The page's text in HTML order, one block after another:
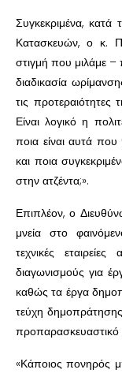
Συγκεκριμένα, κατά
Κατασκευών, ο κ.
στιγμή που μιλάμε
διαδικασία
τις προτεραιότητες
Είναι λογικό η
ποια είναι αυτά
και ποια
στην ατζέντα;».
Επιπλέον, ο
μνεία στο
τεχνικές
διαγωνισμούς για
καθώς τα έργα
τεύχη
προπαρασκευαστικό
«Κάποιος πονηρός